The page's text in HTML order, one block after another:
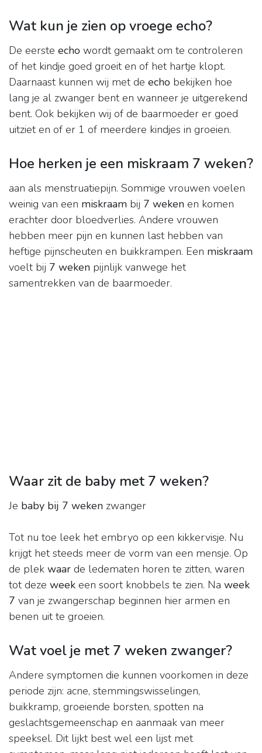
Wat kun je zien op vroege echo?
De eerste echo wordt gemaakt om te controleren
of het kindje goed groeit en of het hartje klopt.
Daarnaast kunnen wij met de echo bekijken hoe
lang je al zwanger bent en wanneer je uitgerekend
bent. Ook bekijken wij of de baarmoeder er goed
uitziet en of er 1 of meerdere kindjes in groeien.
Hoe herken je een miskraam 7 weken?
aan als menstruatiepijn. Sommige vrouwen voelen
weinig van een miskraam bij 7 weken en komen
erachter door bloedverlies. Andere vrouwen
hebben meer pijn en kunnen last hebben van
heftige pijnscheuten en buikkrampen. Een miskraam
voelt bij 7 weken pijnlijk vanwege het
samentrekken van de baarmoeder.
Waar zit de baby met 7 weken?
Je baby bij 7 weken zwanger
Tot nu toe leek het embryo op een kikkervisje. Nu
krijgt het steeds meer de vorm van een mensje. Op
de plek waar de ledematen horen te zitten, waren
tot deze week een soort knobbels te zien. Na week
7 van je zwangerschap beginnen hier armen en
benen uit te groeien.
Wat voel je met 7 weken zwanger?
Andere symptomen die kunnen voorkomen in deze
periode zijn: acne, stemmingswisselingen,
buikkramp, groeiende borsten, spotten na
geslachtsgemeenschap en aanmaak van meer
speeksel. Dit lijkt best wel een lijst met